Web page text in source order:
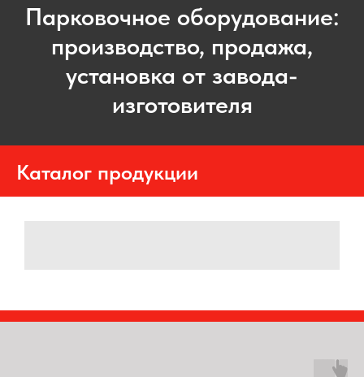
Парковочное оборудование:
производство, продажа,
установка от завода-
изготовителя
Каталог продукции